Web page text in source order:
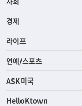
경제
라이프
연예/스포츠
ASK미국
HelloKtown